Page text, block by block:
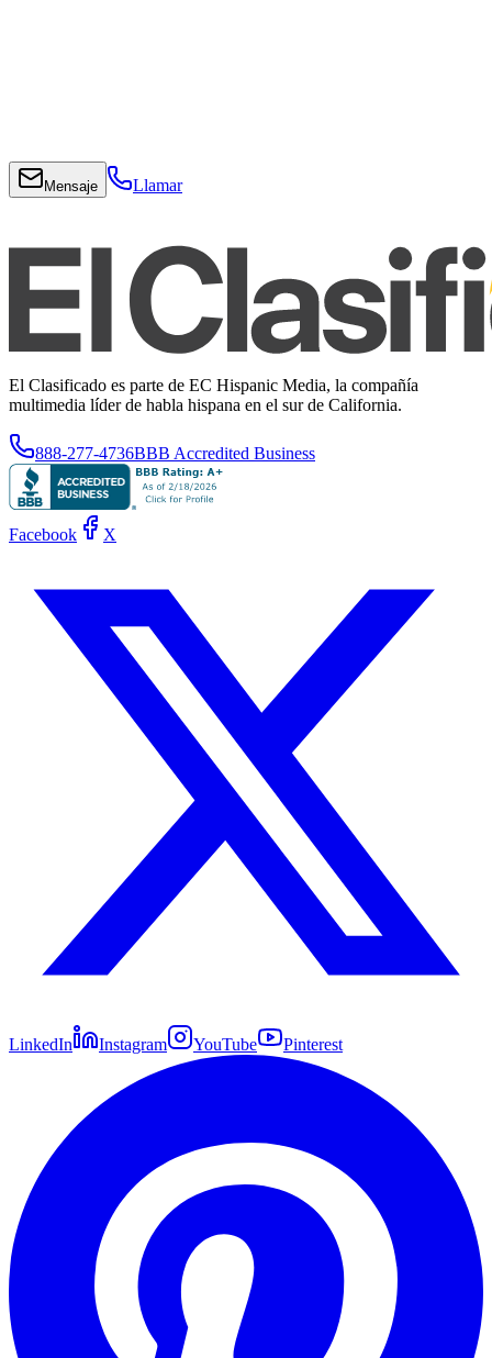
Mensaje Llamar
El Clasificado es parte de EC Hispanic Media, la compañía
multimedia líder de habla hispana en el sur de California.
888-277-4736BBB Accredited Business
Facebook X
LinkedIn Instagram YouTube Pinterest